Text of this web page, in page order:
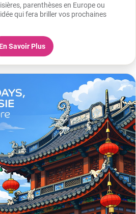
parenthèses en Europe ou
qui fera briller vos prochaines
En Savoir Plus